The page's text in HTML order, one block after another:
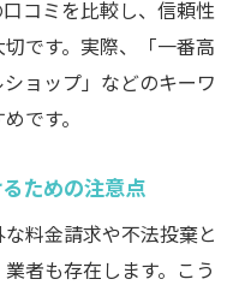
コミを比較し、信頼性
です。実際、「一番高
ョップ」などのキーワ
です。
ための注意点
料金請求や不法投棄と
者も存在します。こう